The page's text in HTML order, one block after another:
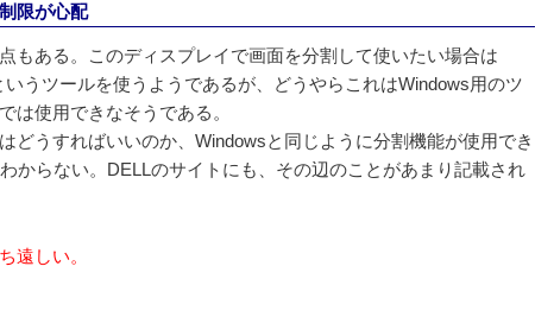
限が心配
もある。このディスプレイで画面を分割して使いたい場合は
いうツールを使うようであるが、どうやらこれはWindows用のツ
は使用できなそうである。
どうすればいいのか、Windowsと同じように分割機能が使用でき
からない。DELLのサイトにも、その辺のことがあまり記載され
遠しい。